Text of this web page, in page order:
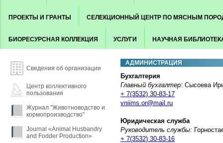
ПРОЕКТЫ И ГРАНТЫ СЕЛЕКЦИОННЫЙ ЦЕНТР ПО МЯСНЫМ
БИОРЕСУРСНАЯ КОЛЛЕКЦИЯ УСЛУГИ НАУЧНАЯ
Сведения об организации
Центр коллективного
пользования
Журнал "Животноводство и
кормопроизводство"
Journal «Animal Husbandry
and Fodder Production»
АДМИНИСТРАЦИЯ
Бухгалтерия
Главный бухгалтер: Сысоева
+ 7(3532) 30-83-17
vniims.or@mail.ru
Юридическая служба
Руководитель службы:
+ 7(3532) 30-83-16